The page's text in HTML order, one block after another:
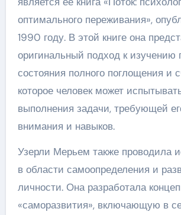
оптимального переживания»,
1990 году. В этой книге она
оригинальный подход к изучению
состояния полного поглощения и
которое человек может
выполнения задачи, требующей
внимания и навыков.
Узерли Мерьем также проводила
в области самоопределения и
личности. Она разработала
«саморазвития», включающую в